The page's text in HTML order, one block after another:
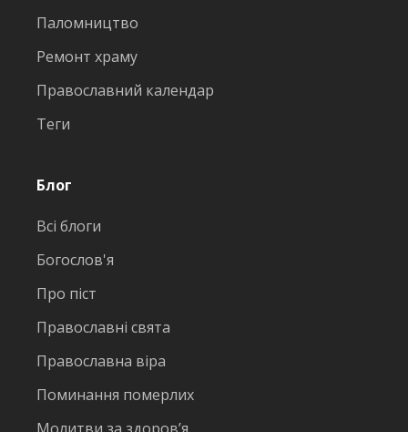
Паломництво
Ремонт храму
Православний календар
Теги
Блог
Всі блоги
Богослов'я
Про піст
Православні свята
Православна віра
Поминання померлих